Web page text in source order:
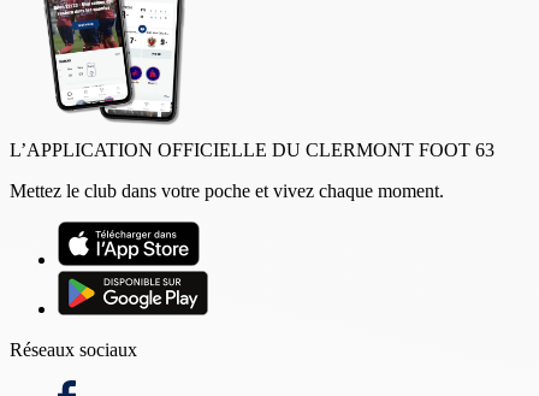
L’APPLICATION OFFICIELLE DU CLERMONT FOOT 63
Mettez le club dans votre poche et vivez chaque moment.
Réseaux sociaux